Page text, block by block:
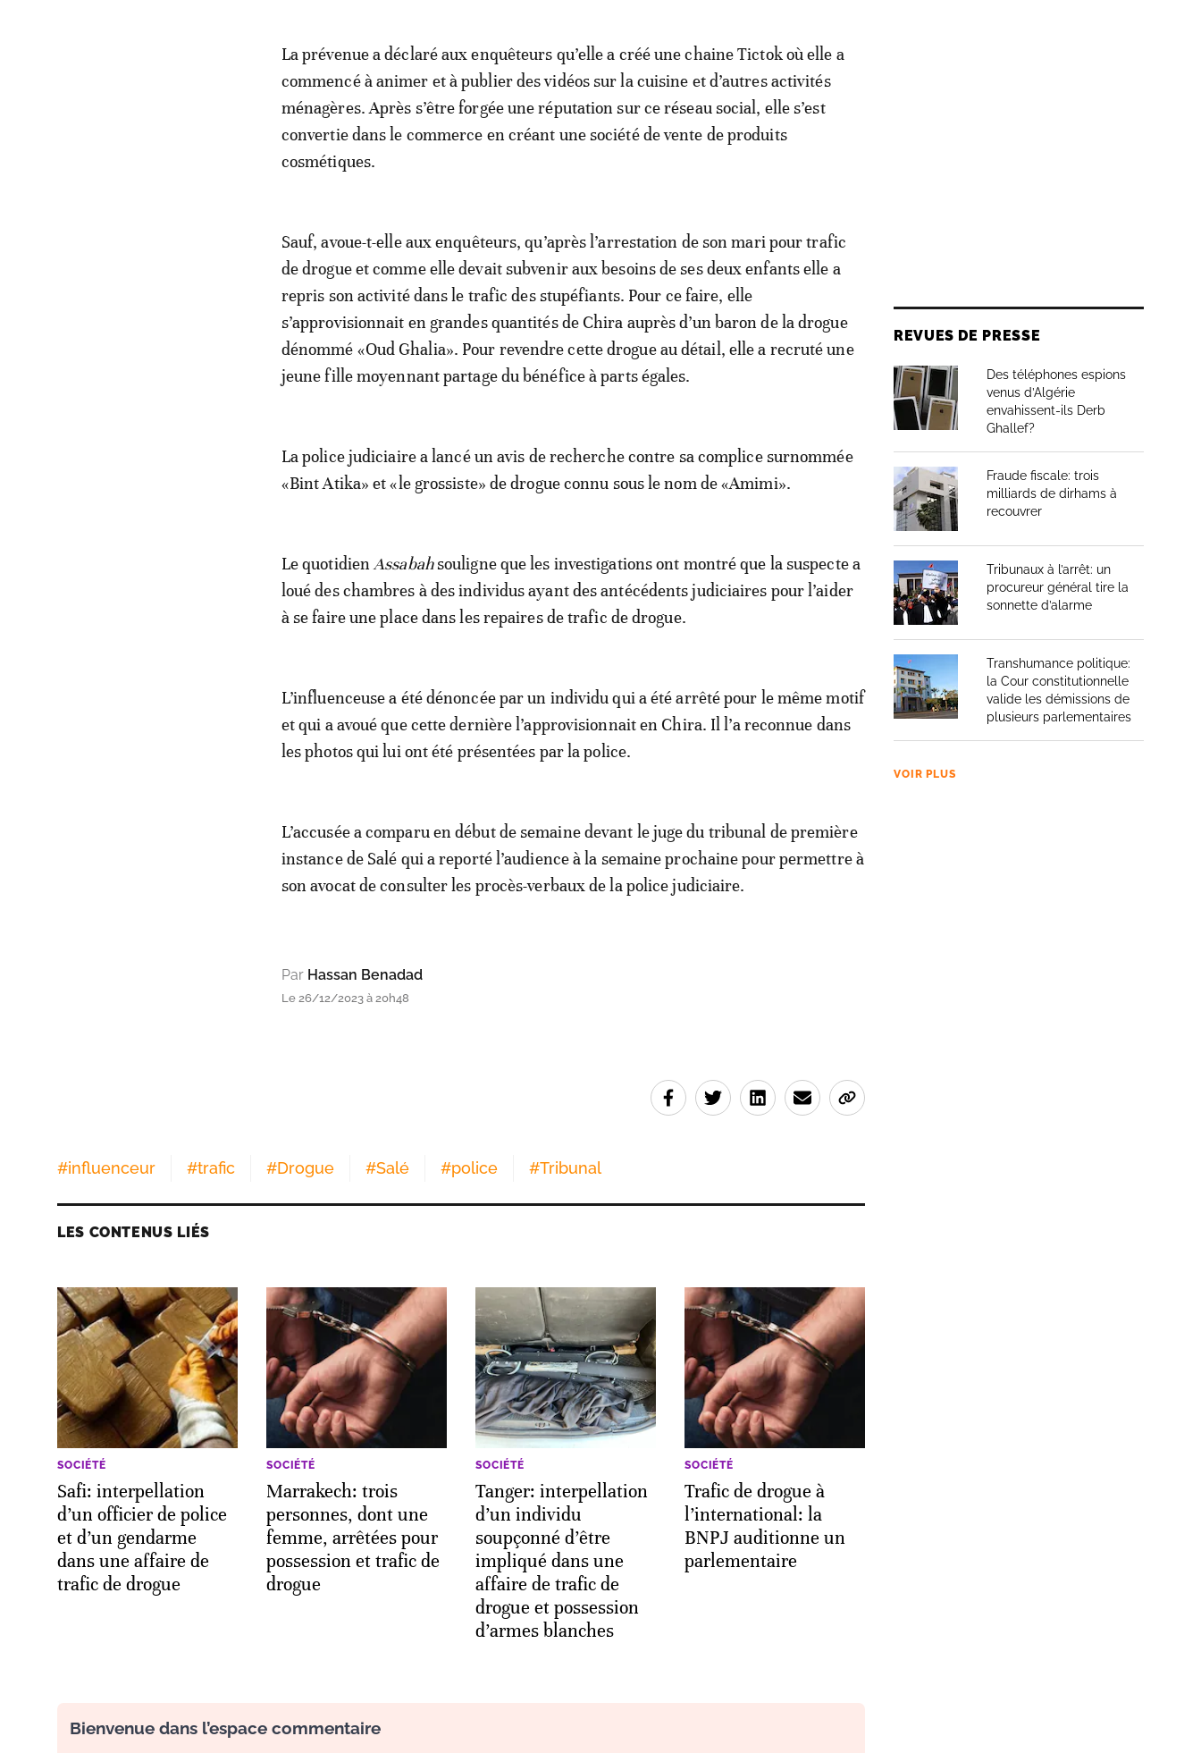
La prévenue a déclaré aux enquêteurs qu’elle a créé une chaine Tictok où elle a
commencé à animer et à publier des vidéos sur la cuisine et d’autres activités
ménagères. Après s’être forgée une réputation sur ce réseau social, elle s’est
convertie dans le commerce en créant une société de vente de produits
cosmétiques.
Sauf, avoue-t-elle aux enquêteurs, qu’après l’arrestation de son mari pour trafic
de drogue et comme elle devait subvenir aux besoins de ses deux enfants elle a
repris son activité dans le trafic des stupéfiants. Pour ce faire, elle
s’approvisionnait en grandes quantités de Chira auprès d’un baron de la drogue
dénommé «Oud Ghalia». Pour revendre cette drogue au détail, elle a recruté une
jeune fille moyennant partage du bénéfice à parts égales.
La police judiciaire a lancé un avis de recherche contre sa complice surnommée
«Bint Atika» et «le grossiste» de drogue connu sous le nom de «Amimi».
Le quotidien Assabahsouligne que les investigations ont montré que la suspecte a
loué des chambres à des individus ayant des antécédents judiciaires pour l’aider
à se faire une place dans les repaires de trafic de drogue.
L’influenceuse a été dénoncée par un individu qui a été arrêté pour le même motif
et qui a avoué que cette dernière l’approvisionnait en Chira. Il l’a reconnue dans
les photos qui lui ont été présentées par la police.
L’accusée a comparu en début de semaine devant le juge du tribunal de première
instance de Salé qui a reporté l’audience à la semaine prochaine pour permettre à
son avocat de consulter les procès-verbaux de la police judiciaire.
Par Hassan Benadad
Le 26/12/2023 à 20h48
#influenceur #trafic #Drogue #Salé #police #Tribunal
LES CONTENUS LIÉS
SOCIÉTÉ
Safi: interpellation
d’un officier de police
et d’un gendarme
dans une affaire de
trafic de drogue
SOCIÉTÉ
Marrakech: trois
personnes, dont une
femme, arrêtées pour
possession et trafic de
drogue
SOCIÉTÉ
Tanger: interpellation
d’un individu
soupçonné d’être
impliqué dans une
affaire de trafic de
drogue et possession
d’armes blanches
SOCIÉTÉ
Trafic de drogue à
l’international: la
BNPJ auditionne un
parlementaire
Bienvenue dans l’espace commentaire
REVUES DE PRESSE
Des téléphones espions
venus d’Algérie
envahissent-ils Derb
Ghallef?
Fraude fiscale: trois
milliards de dirhams à
recouvrer
Tribunaux à l’arrêt: un
procureur général tire la
sonnette d’alarme
Transhumance politique:
la Cour constitutionnelle
valide les démissions de
plusieurs parlementaires
VOIR PLUS